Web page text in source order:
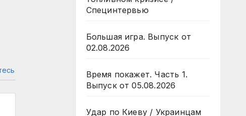
Специнтервью
Большая игра. Выпуск от
02.08.2026
Время покажет. Часть 1.
Выпуск от 05.08.2026
Удар по Киеву / Украинцам